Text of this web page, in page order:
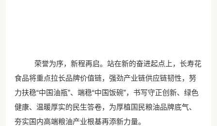
荣誉为序，新程再启。站在新的奋进起点上，长寿花
食品将重点拉长品牌价值链，强劲产业链供应链韧性，努
力扶稳“中国油瓶”、端稳“中国饭碗”，书写守正创新、绿色
健康、温暖厚实的民生答卷，为厚植国民粮油品牌底气、
夯实国内高端粮油产业根基再添新力量。